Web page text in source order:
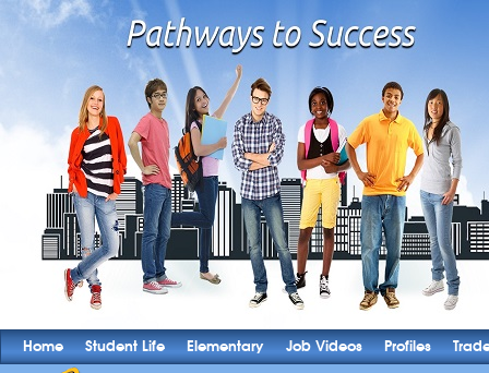
Home Student Life Elementary Job Videos Profiles